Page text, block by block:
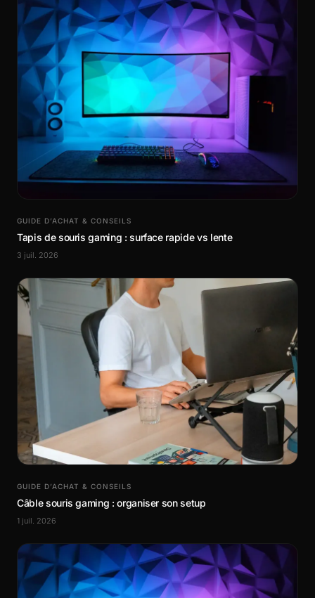
GUIDE D’ACHAT & CONSEILS
Tapis de souris gaming : surface rapide vs lente
3 juil. 2026
GUIDE D’ACHAT & CONSEILS
Câble souris gaming : organiser son setup
1 juil. 2026